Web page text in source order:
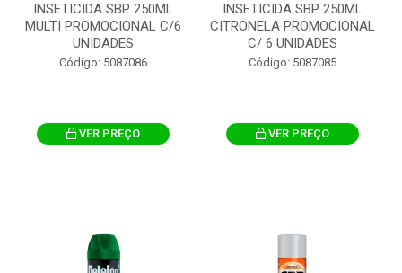
INSETICIDA SBP 250ML
MULTI PROMOCIONAL C/6
UNIDADES
Código: 5087086
VER PREÇO
INSETICIDA SBP 250ML
CITRONELA PROMOCIONAL
C/ 6 UNIDADES
Código: 5087085
VER PREÇO